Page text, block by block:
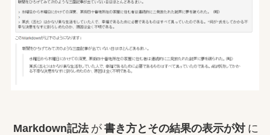
Markdown記法 が 書き方とその結果の表示が対 に